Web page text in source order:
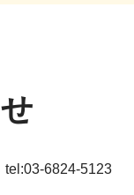
tel:03-6824-5123